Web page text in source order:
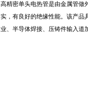
高精密单头电热管是由金属管做
实，有良好的绝缘性能。该产品
业、半导体焊接、压铸件输入道